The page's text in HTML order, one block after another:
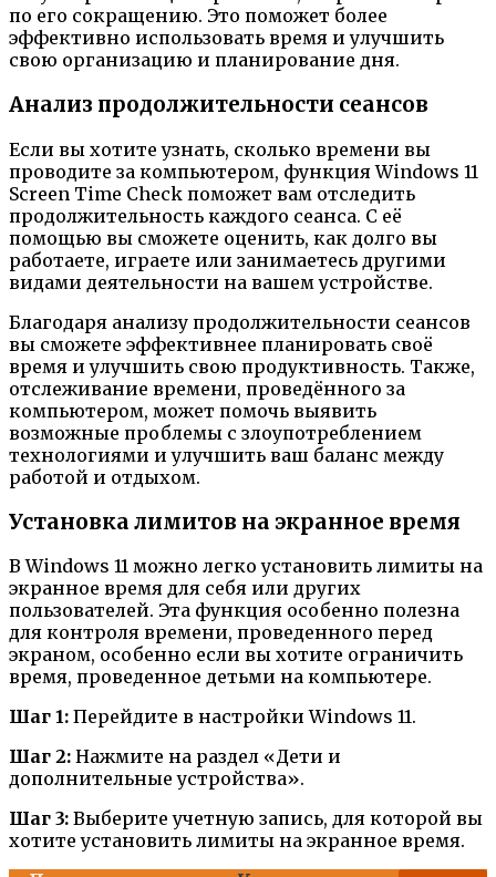
по его сокращению. Это поможет более
эффективно использовать время и улучшить
свою организацию и планирование дня.
Анализ продолжительности сеансов
Если вы хотите узнать, сколько времени вы
проводите за компьютером, функция Windows 11
Screen Time Check поможет вам отследить
продолжительность каждого сеанса. С её
помощью вы сможете оценить, как долго вы
работаете, играете или занимаетесь другими
видами деятельности на вашем устройстве.
Благодаря анализу продолжительности сеансов
вы сможете эффективнее планировать своё
время и улучшить свою продуктивность. Также,
отслеживание времени, проведённого за
компьютером, может помочь выявить
возможные проблемы с злоупотреблением
технологиями и улучшить ваш баланс между
работой и отдыхом.
Установка лимитов на экранное время
В Windows 11 можно легко установить лимиты на
экранное время для себя или других
пользователей. Эта функция особенно полезна
для контроля времени, проведенного перед
экраном, особенно если вы хотите ограничить
время, проведенное детьми на компьютере.
Шаг 1: Перейдите в настройки Windows 11.
Шаг 2: Нажмите на раздел «Дети и
дополнительные устройства».
Шаг 3: Выберите учетную запись, для которой вы
хотите установить лимиты на экранное время.